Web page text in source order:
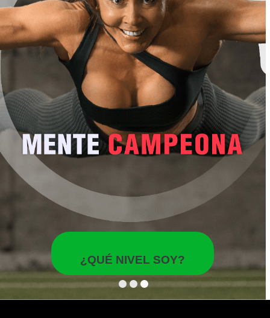
¿QUÉ NIVEL SOY?
45 a 54
55 o más